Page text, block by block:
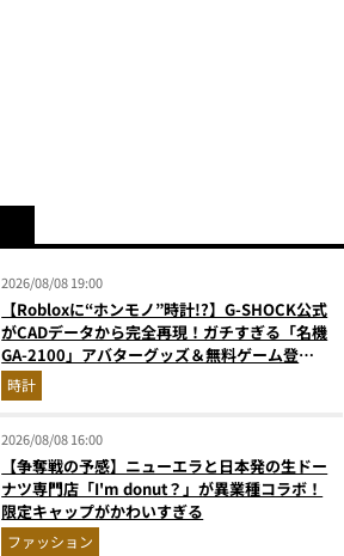
2026/08/08 19:00
【Robloxに“ホンモノ”時計!?】G-SHOCK公式
がCADデータから完全再現！ガチすぎる「名機
GA-2100」アバターグッズ＆無料ゲーム登場
が見逃せない
時計
2026/08/08 16:00
【争奪戦の予感】ニューエラと日本発の生ドー
ナツ専門店「I'm donut？」が異業種コラボ！
限定キャップがかわいすぎる
ファッション